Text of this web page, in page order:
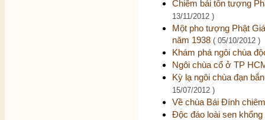
Chiêm bái tôn tượng
13/11/2012 )
Một pho tượng Phật
năm 1938 ( 05/10/2012 )
Khám phá ngôi chùa
Ngôi chùa cổ ở TP
Kỳ lạ ngôi chùa đạn
15/07/2012 )
Về chùa Bái Đính
Độc đáo loài sen